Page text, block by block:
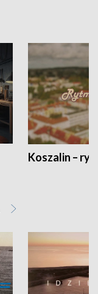
Koszalin –